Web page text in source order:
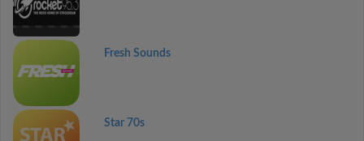
Fresh Sounds
Star 70s